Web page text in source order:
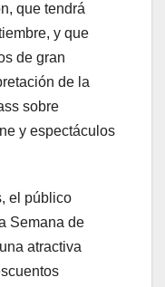
que tendrá
y que
de gran
de la
sobre
y espectáculos
el público
Semana de
atractiva